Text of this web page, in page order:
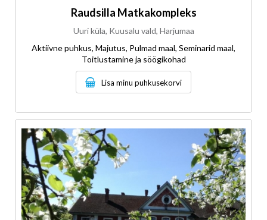
Raudsilla Matkakompleks
Uuri küla, Kuusalu vald, Harjumaa
Aktiivne puhkus, Majutus, Pulmad maal, Seminarid maal,
Toitlustamine ja söögikohad
Lisa minu puhkusekorvi